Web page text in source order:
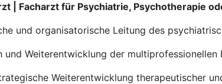
| Facharzt für Psychiatrie, Psychotherapie
und organisatorische Leitung des
und Weiterentwicklung der multiprofessionellen
Weiterentwicklung therapeutischer